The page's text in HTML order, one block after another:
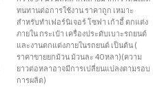
ทนทานต่อการใช้งาน ราคาถูก เหมาะ
สำหรับทำเฟอร์นิเจอร์ โซฟา เก้าอี้ ตกแต่ง
ภายใน กระเป๋า เครื่องประดับเบาะรถยนต์
และงานตกแต่งภายในรถยนต์ เป็นต้น (
ราคาขายยกม้วน ม้วนละ 40 หลา)(ความ
ยาวต่อหลาอาจมีการเปลี่ยนแปลงตามรอบ
การผลิต)